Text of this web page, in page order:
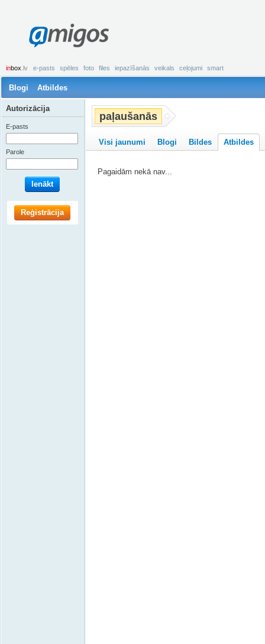
amigos
inbox .lv e-pasts spēles foto files iepazīšanās veikals ceļojumi smart
Blogi Atbildes
paļaušanās
Visi jaunumi Blogi Bildes Atbildes
Pagaidām nekā nav...
Autorizācija
E-pasts
Parole
Ienākt
Reģistrācija